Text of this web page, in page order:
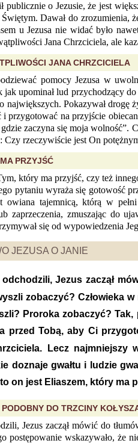
publicznie o Jezusie, że jest
Dawał do zrozumienia,
u Jezusa nie widać było
Jana Chrzciciela, ale
JANA CHRZCICIELA
pomocy Jezusa w
jak upominał lud przychodzący
największych. Pokazywał drogę
przygotować na przyjście
zaczyna się moja wolność”.
Czy rzeczywiście jest On
PRZYJŚĆ
który ma przyjść, czy też
pytaniu wyraża się gotowość
owiana tajemnicą, którą w
zaprzeczenia, zmuszając do
się od wypowiedzenia
JEZUSA O JANIE
Jezus zaczął
zobaczyć? Człowieka
Proroka zobaczyć?
przed Tobą, aby Ci
Lecz najmniejszy
doznaje gwałtu i ludzie
on jest Eliaszem, który ma
DO TRZCINY
Jezus zaczął mówić do
postępowanie wskazywało, że